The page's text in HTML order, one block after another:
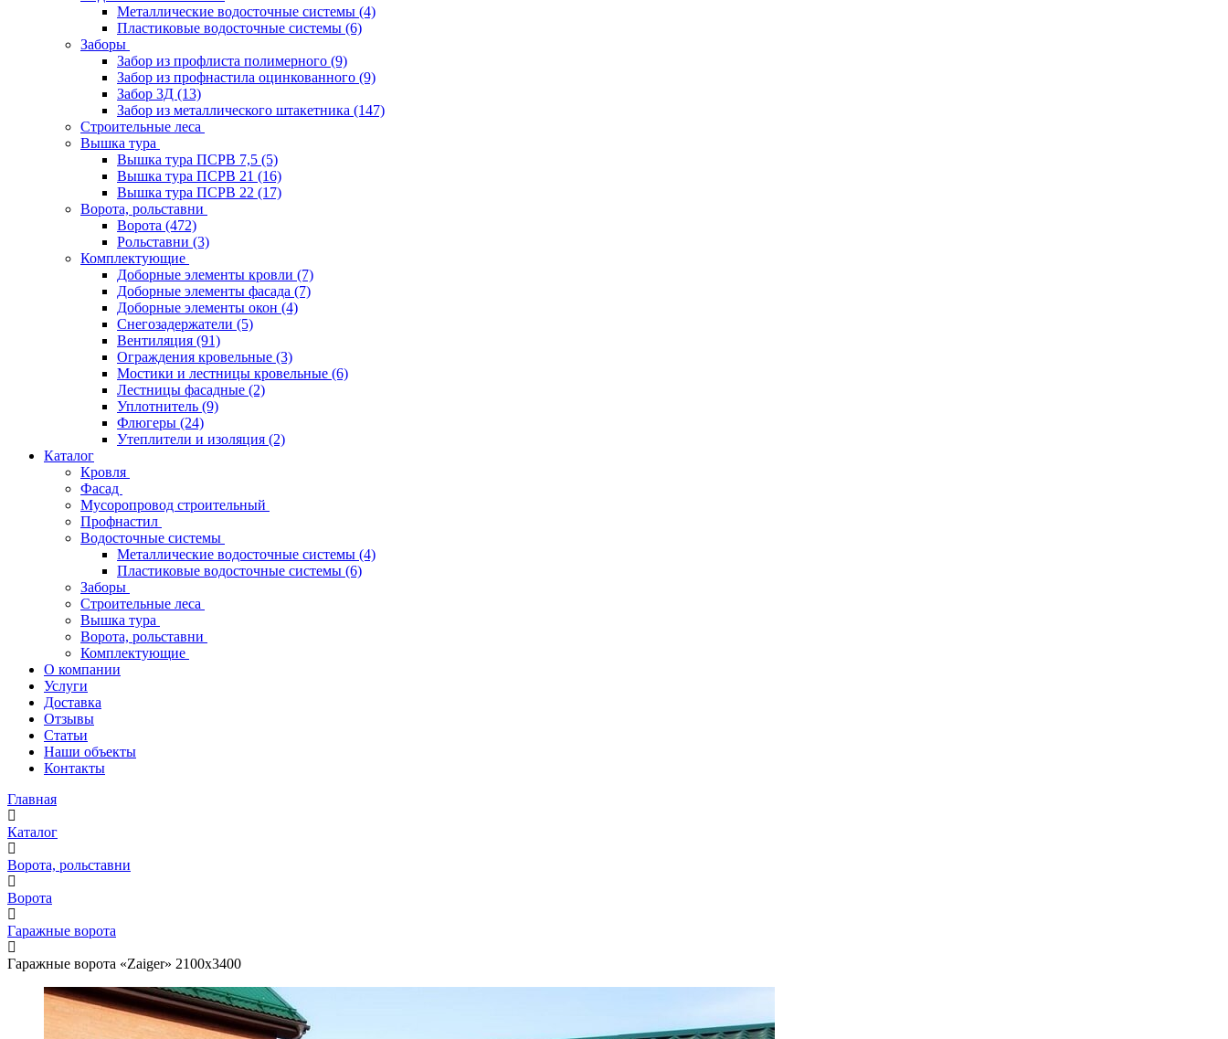
Металлические водосточные системы (4)
Пластиковые водосточные системы (6)
Заборы
Забор из профлиста полимерного (9)
Забор из профнастила оцинкованного (9)
Забор 3Д (13)
Забор из металлического штакетника (147)
Строительные леса
Вышка тура
Вышка тура ПСРВ 7,5 (5)
Вышка тура ПСРВ 21 (16)
Вышка тура ПСРВ 22 (17)
Ворота, рольставни
Ворота (472)
Рольставни (3)
Комплектующие
Доборные элементы кровли (7)
Доборные элементы фасада (7)
Доборные элементы окон (4)
Снегозадержатели (5)
Вентиляция (91)
Ограждения кровельные (3)
Мостики и лестницы кровельные (6)
Лестницы фасадные (2)
Уплотнитель (9)
Флюгеры (24)
Утеплители и изоляция (2)
Каталог
Кровля
Фасад
Мусоропровод строительный
Профнастил
Водосточные системы
Металлические водосточные системы (4)
Пластиковые водосточные системы (6)
Заборы
Строительные леса
Вышка тура
Ворота, рольставни
Комплектующие
О компании
Услуги
Доставка
Отзывы
Статьи
Наши объекты
Контакты
Главная
Каталог
Ворота, рольставни
Ворота
Гаражные ворота
Гаражные ворота «Zaiger» 2100x3400